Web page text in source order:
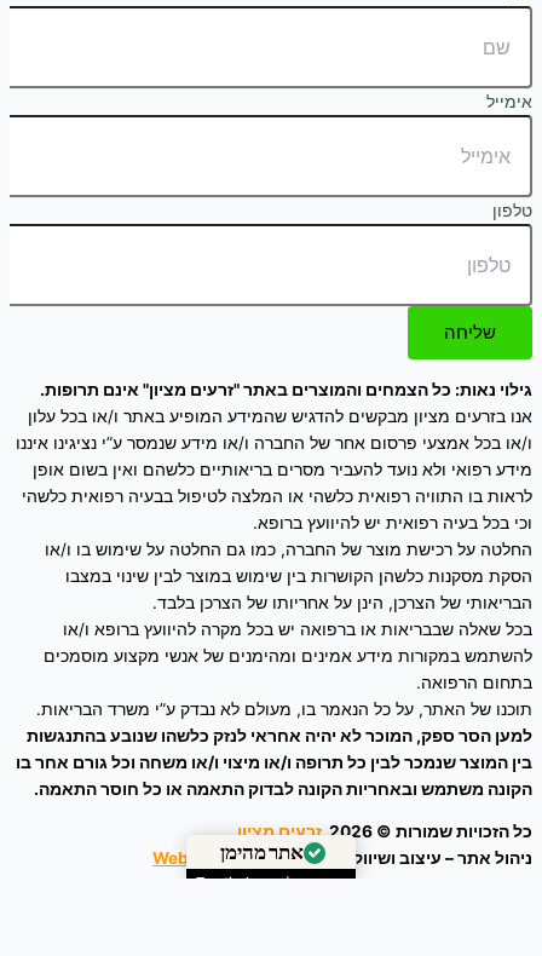
אימייל
טלפון
שליחה
גילוי נאות: כל הצמחים והמוצרים באתר "זרעים מציון" אינם תרופות.
אנו בזרעים מציון מבקשים להדגיש שהמידע המופיע באתר ו/או בכל עלון
ו/או בכל אמצעי פרסום אחר של החברה ו/או מידע שנמסר ע”י נציגינו איננו
מידע רפואי ולא נועד להעביר מסרים בריאותיים כלשהם ואין בשום אופן
לראות בו התוויה רפואית כלשהי או המלצה לטיפול בבעיה רפואית כלשהי
וכי בכל בעיה רפואית יש להיוועץ ברופא.
החלטה על רכישת מוצר של החברה, כמו גם החלטה על שימוש בו ו/או
הסקת מסקנות כלשהן הקושרות בין שימוש במוצר לבין שינוי במצבו
הבריאותי של הצרכן, הינן על אחריותו של הצרכן בלבד.
בכל שאלה שבבריאות או ברפואה יש בכל מקרה להיוועץ ברופא ו/או
להשתמש במקורות מידע אמינים ומהימנים של אנשי מקצוע מוסמכים
בתחום הרפואה.
תוכנו של האתר, על כל הנאמר בו, מעולם לא נבדק ע”י משרד הבריאות.
למען הסר ספק, המוכר לא יהיה אחראי לנזק כלשהו שנובע בהתנגשות
בין המוצר שנמכר לבין כל תרופה ו/או מיצוי ו/או משחה וכל גורם אחר בו
הקונה משתמש ובאחריות הקונה לבדוק התאמה או כל חוסר התאמה.
כל הזכויות שמורות © 2026
זרעים מציון
ניהול אתר – עיצוב ושיווק דיגיטלי :Webeing Digital
אתר מהימן